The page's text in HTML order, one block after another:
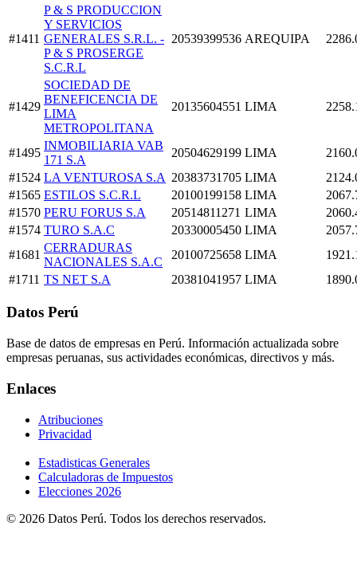
#1411
P & S PRODUCCION
Y SERVICIOS
GENERALES S.R.L. -
P & S PROSERGE
S.C.R.L
20539399536 AREQUIPA
#1429
SOCIEDAD DE
BENEFICENCIA DE
LIMA
METROPOLITANA
20135604551 LIMA
#1495
INMOBILIARIA VAB
171 S.A
20504629199 LIMA
#1524 LA VENTUROSA S.A 20383731705 LIMA
#1565 ESTILOS S.C.R.L 20100199158 LIMA
#1570 PERU FORUS S.A 20514811271 LIMA
#1574 TURO S.A.C 20330005450 LIMA
#1681
CERRADURAS
NACIONALES S.A.C
20100725658 LIMA
#1711 TS NET S.A 20381041957 LIMA
Datos Perú
Base de datos de empresas en Perú. Información actualizada sobre
empresas peruanas, sus actividades económicas, directivos y más.
Enlaces
Atribuciones
Privacidad
Estadisticas Generales
Calculadoras de Impuestos
Elecciones 2026
© 2026 Datos Perú. Todos los derechos reservados.